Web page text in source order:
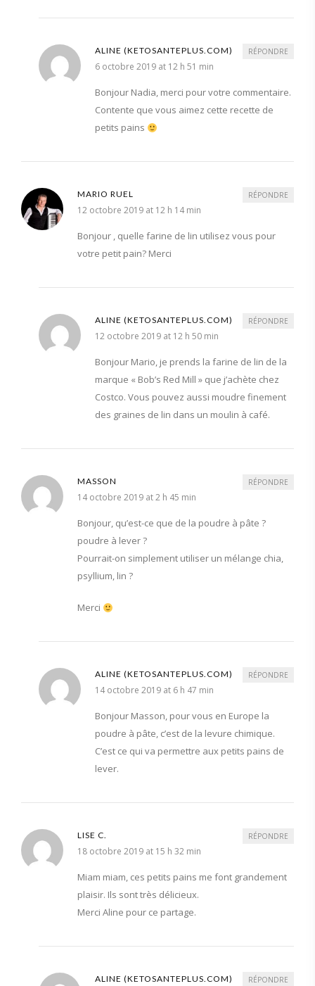
ALINE (KETOSANTEPLUS.COM)
6 octobre 2019 at 12 h 51 min
Bonjour Nadia, merci pour votre commentaire.
Contente que vous aimez cette recette de
petits pains
RÉPONDRE
MARIO RUEL
12 octobre 2019 at 12 h 14 min
Bonjour , quelle farine de lin utilisez vous pour
votre petit pain? Merci
RÉPONDRE
ALINE (KETOSANTEPLUS.COM)
12 octobre 2019 at 12 h 50 min
Bonjour Mario, je prends la farine de lin de la
marque « Bob’s Red Mill » que j’achète chez
Costco. Vous pouvez aussi moudre finement
des graines de lin dans un moulin à café.
RÉPONDRE
MASSON
14 octobre 2019 at 2 h 45 min
Bonjour, qu’est-ce que de la poudre à pâte ?
poudre à lever ?
Pourrait-on simplement utiliser un mélange chia,
psyllium, lin ?
Merci
RÉPONDRE
ALINE (KETOSANTEPLUS.COM)
14 octobre 2019 at 6 h 47 min
Bonjour Masson, pour vous en Europe la
poudre à pâte, c’est de la levure chimique.
C’est ce qui va permettre aux petits pains de
lever.
RÉPONDRE
LISE C.
18 octobre 2019 at 15 h 32 min
Miam miam, ces petits pains me font grandement
plaisir. Ils sont très délicieux.
Merci Aline pour ce partage.
RÉPONDRE
ALINE (KETOSANTEPLUS.COM) RÉPONDRE